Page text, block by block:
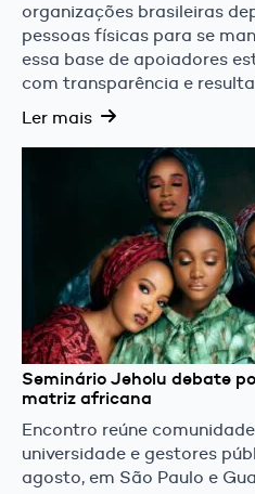
organizações brasileiras
pessoas físicas para se
essa base de apoiadores
com transparência e
Ler mais
Seminário Jeholu debate
matriz africana
Encontro reúne
universidade e gestores
agosto, em São Paulo e